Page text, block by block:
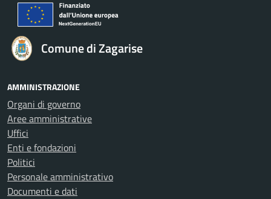
Comune di Zagarise
AMMINISTRAZIONE
Organi di governo
Aree amministrative
Uffici
Enti e fondazioni
Politici
Personale amministrativo
Documenti e dati